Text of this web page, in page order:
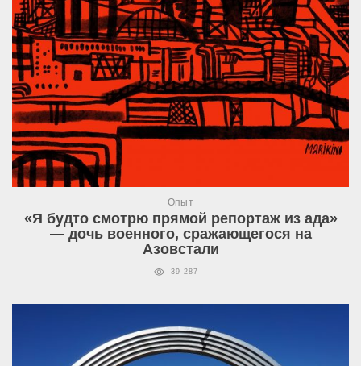
Опыт
«Я будто смотрю прямой репортаж из ада»
— дочь военного, сражающегося на
Азовстали
39 287